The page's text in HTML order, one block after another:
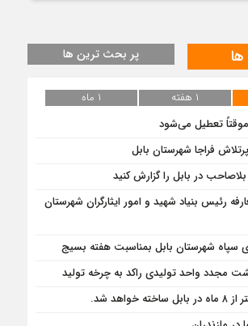
ها پر بحث ترین ها
۱ هفته
۱ ماه
موقتاً تعطیل می‌شود
فراجا شهرستان بابل
در بابل را ‌گزارش کنید
رئیس بنیاد شهید و امور ایثارگران شهرستان
سپاه شهرستان بابل بمناسبت هفته بسیج
مجدد واحد تولیدی راکد به چرخه تولید
شد.